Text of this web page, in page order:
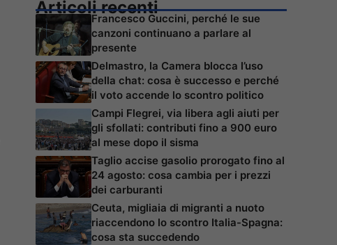
Articoli recenti
Francesco Guccini, perché le sue
canzoni continuano a parlare al
presente
Delmastro, la Camera blocca l’uso
della chat: cosa è successo e perché
il voto accende lo scontro politico
Campi Flegrei, via libera agli aiuti per
gli sfollati: contributi fino a 900 euro
al mese dopo il sisma
Taglio accise gasolio prorogato fino al
24 agosto: cosa cambia per i prezzi
dei carburanti
Ceuta, migliaia di migranti a nuoto
riaccendono lo scontro Italia-Spagna:
cosa sta succedendo